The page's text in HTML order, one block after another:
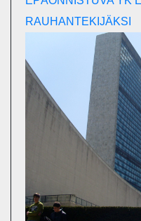
RAUHANTEKIJÄKSI